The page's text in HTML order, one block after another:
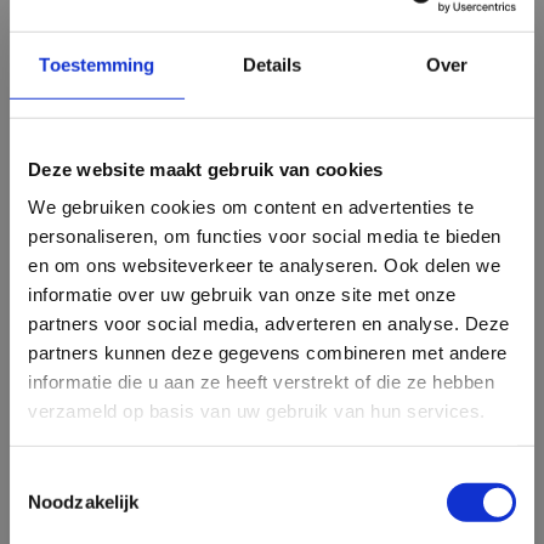
Toestemming Details Over
Deze website maakt gebruik van cookies
We gebruiken cookies om content en advertenties te
personaliseren, om functies voor social media te bieden
en om ons websiteverkeer te analyseren. Ook delen we
informatie over uw gebruik van onze site met onze
partners voor social media, adverteren en analyse. Deze
partners kunnen deze gegevens combineren met andere
informatie die u aan ze heeft verstrekt of die ze hebben
verzameld op basis van uw gebruik van hun services.
Noodzakelijk
van maatwerk?
dan op maat gesneden schuimrubber. Daarnaast is de
levertijd ook korter, binnen 2 dagen wordt de plaat
verstuurd. De maat van een plaat Pantera® SG 52 130 soft
is 180cmx200cm. De plaat dikte is vanaf 2 cm te bestellen.
De Pantera® SG 52 130 soft gebruik je voor:
Pantera® SG 52 voor matrassen vanaf 10 cm dik
Pantera® SG 52 topdekmatras vanaf 4 cm dik
Pantera® SG 52 voor zit- en slaapkussens voor
Pantera® SG 52 voor rugkussens vanaf 6 cm dik